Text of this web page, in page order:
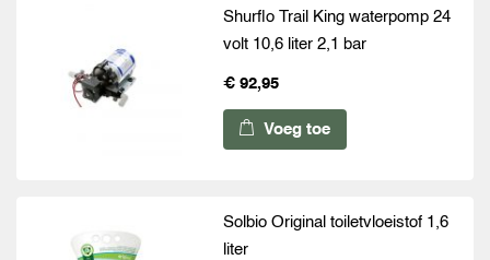
Shurflo Trail King waterpomp 24
volt 10,6 liter 2,1 bar
€ 92,95
Voeg toe
Solbio Original toiletvloeistof 1,6
liter